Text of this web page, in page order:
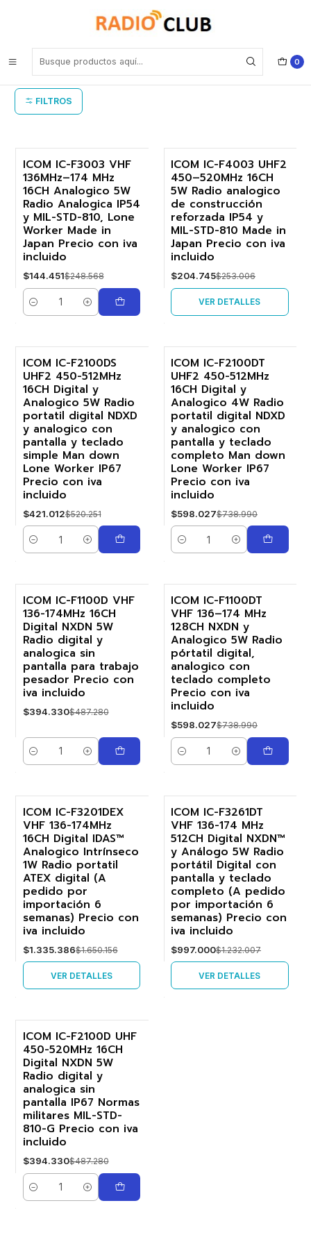
0
ICOM Equipos portátiles profesionales
ICOM Equipos portátiles profesionales
FILTROS
-42%
ICOM IC-F3003 VHF
136MHz–174 MHz
16CH Analogico 5W
Radio Analogica IP54
y MIL-STD-810, Lone
Worker Made in
Japan Precio con iva
incluido
$144.451$248.568
Cantidad
-19%
ICOM IC-F4003 UHF2
450–520MHz 16CH
5W Radio analogico
de construcción
reforzada IP54 y
MIL-STD-810 Made in
Japan Precio con iva
incluido
$204.745$253.006
VER DETALLES
-19%
ICOM IC-F2100DS
UHF2 450-512MHz
16CH Digital y
Analogico 5W Radio
portatil digital NDXD
y analogico con
pantalla y teclado
simple Man down
Lone Worker IP67
Precio con iva
incluido
$421.012$520.251
Cantidad
-19%
ICOM IC-F2100DT
UHF2 450-512MHz
16CH Digital y
Analogico 4W Radio
portatil digital NDXD
y analogico con
pantalla y teclado
completo Man down
Lone Worker IP67
Precio con iva
incluido
$598.027$738.990
Cantidad
-19%
ICOM IC-F1100D VHF
136-174MHz 16CH
Digital NXDN 5W
Radio digital y
analogica sin
pantalla para trabajo
pesador Precio con
iva incluido
$394.330$487.280
Cantidad
-19%
ICOM IC-F1100DT
VHF 136–174 MHz
128CH NXDN y
Analogico 5W Radio
pórtatil digital,
analogico con
teclado completo
Precio con iva
incluido
$598.027$738.990
Cantidad
-19%
Agotado
ICOM IC-F3201DEX
VHF 136-174MHz
16CH Digital IDAS™
Analogico Intrínseco
1W Radio portatil
ATEX digital (A
pedido por
importación 6
semanas) Precio con
iva incluido
$1.335.386$1.650.156
VER DETALLES
-19%
Agotado
ICOM IC-F3261DT
VHF 136-174 MHz
512CH Digital NXDN™
y Análogo 5W Radio
portátil Digital con
pantalla y teclado
completo (A pedido
por importación 6
semanas) Precio con
iva incluido
$997.000$1.232.007
VER DETALLES
-19%
ICOM IC-F2100D UHF
450-520MHz 16CH
Digital NXDN 5W
Radio digital y
analogica sin
pantalla IP67 Normas
militares MIL-STD-
810-G Precio con iva
incluido
$394.330$487.280
Cantidad